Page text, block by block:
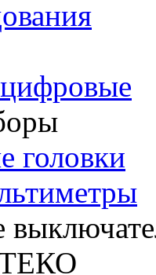
головки
ТЕКО